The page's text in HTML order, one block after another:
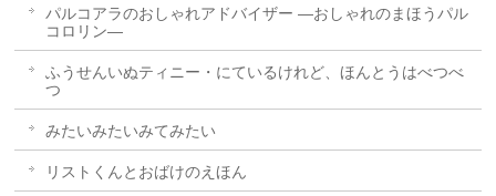
パルコアラのおしゃれアドバイザー ―おしゃれのまほうパル
コロリン―
ふうせんいぬティニー・にているけれど、ほんとうはべつべ
つ
みたいみたいみてみたい
リストくんとおばけのえほん